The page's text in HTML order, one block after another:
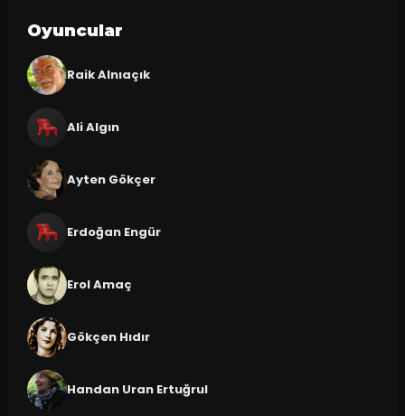
Oyuncular
Raik Alnıaçık
Ali Algın
Ayten Gökçer
Erdoğan Engür
Erol Amaç
Gökçen Hıdır
Handan Uran Ertuğrul